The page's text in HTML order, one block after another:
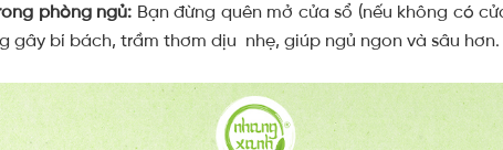
phòng ngủ: Bạn đừng quên mở cửa sổ (nếu không có
gây bí bách, trầm thơm dịu nhẹ, giúp ngủ ngon và sâu hơn.